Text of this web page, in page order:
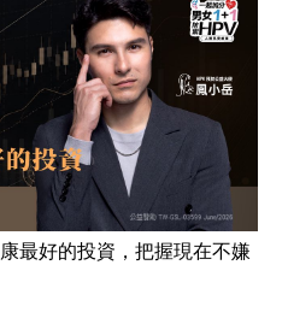
最好的投資，把握現在不嫌